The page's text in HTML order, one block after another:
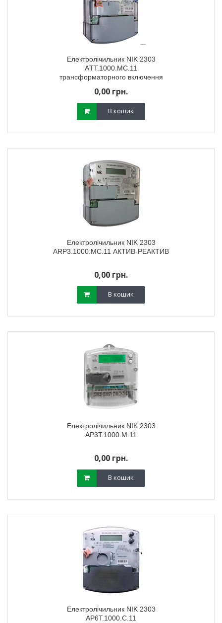
Електролічильник NIK 2303
AТТ.1000.MC.11
трансформаторного включення
0,00 грн.
В кошик
Електролічильник NIK 2303
ARP3.1000.MC.11 АКТИВ-РЕАКТИВ
0,00 грн.
В кошик
Електролічильник NIK 2303
АР3Т.1000.М.11
0,00 грн.
В кошик
Електролічильник NIK 2303
АР6Т.1000.C.11